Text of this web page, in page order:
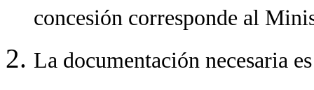
concesión corresponde al
La documentación necesaria